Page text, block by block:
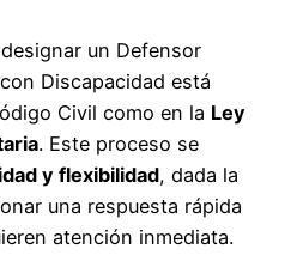
un Defensor
Discapacidad está
Civil como en la Ley
. Este proceso se
y flexibilidad, dada la
una respuesta rápida
atención inmediata.